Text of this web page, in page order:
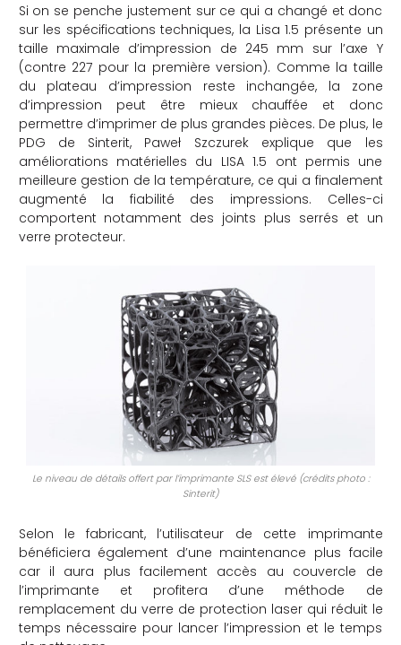
Si on se penche justement sur ce qui a changé et donc
sur les spécifications techniques, la Lisa 1.5 présente un
taille maximale d’impression de 245 mm sur l’axe Y
(contre 227 pour la première version). Comme la taille
du plateau d’impression reste inchangée, la zone
d’impression peut être mieux chauffée et donc
permettre d’imprimer de plus grandes pièces. De plus, le
PDG de Sinterit, Paweł Szczurek explique que les
améliorations matérielles du LISA 1.5 ont permis une
meilleure gestion de la température, ce qui a finalement
augmenté la fiabilité des impressions. Celles-ci
comportent notamment des joints plus serrés et un
verre protecteur.
Le niveau de détails offert par l’imprimante SLS est élevé (crédits photo :
Sinterit)
Selon le fabricant, l’utilisateur de cette imprimante
bénéficiera également d’une maintenance plus facile
car il aura plus facilement accès au couvercle de
l’imprimante et profitera d’une méthode de
remplacement du verre de protection laser qui réduit le
temps nécessaire pour lancer l’impression et le temps